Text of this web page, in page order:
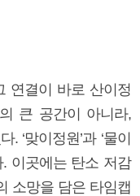
연결이 바로 산이정
큰 공간이 아니라,
‘맞이정원’과 ‘물이
. 이곳에는 탄소 저감
소망을 담은 타임캡